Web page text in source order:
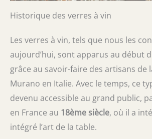
Historique des verres à vin
Les verres à vin, tels que nous les
aujourd’hui, sont apparus au début
grâce au savoir-faire des artisans de
Murano en Italie. Avec le temps, ce
devenu accessible au grand public,
en France au 18ème siècle, où il a
intégré l’art de la table.